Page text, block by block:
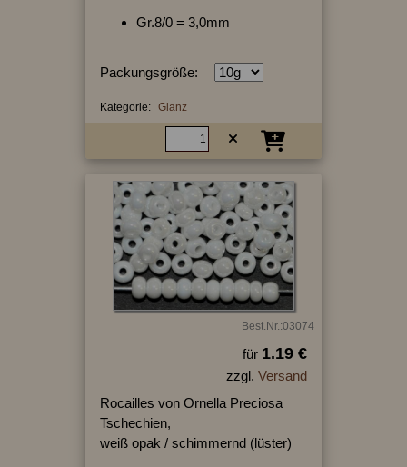
Gr.8/0 = 3,0mm
Packungsgröße:
Kategorie: Glanz
Best.Nr.:03074
für 1.19 €
zzgl. Versand
Rocailles von Ornella Preciosa
Tschechien,
weiß opak / schimmernd (lüster)